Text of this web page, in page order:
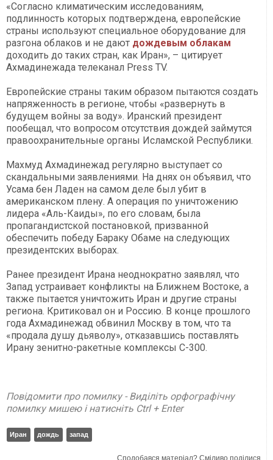
«Согласно климатическим исследованиям,
подлинность которых подтверждена, европейские
страны используют специальное оборудование для
разгона облаков и не дают дождевым облакам
доходить до таких стран, как Иран», – цитирует
Ахмадинежада телеканал Press TV.
Европейские страны таким образом пытаются создать
напряженность в регионе, чтобы «развернуть в
будущем войны за воду». Иранский президент
пообещал, что вопросом отсутствия дождей займутся
правоохранительные органы Исламской Республики.
Махмуд Ахмадинежад регулярно выступает со
скандальными заявлениями. На днях он объявил, что
Усама бен Ладен на самом деле был убит в
американском плену. А операция по уничтожению
лидера «Аль-Каиды», по его словам, была
пропагандистской постановкой, призванной
обеспечить победу Бараку Обаме на следующих
президентских выборах.
Ранее президент Ирана неоднократно заявлял, что
Запад устраивает конфликты на Ближнем Востоке, а
также пытается уничтожить Иран и другие страны
региона. Критиковал он и Россию. В конце прошлого
года Ахмадинежад обвинил Москву в том, что та
«продала душу дьяволу», отказавшись поставлять
Ирану зенитно-ракетные комплексы С-300.
Повідомити про помилку - Виділіть орфографічну
помилку мишею і натисніть Ctrl + Enter
Иран дождь запад